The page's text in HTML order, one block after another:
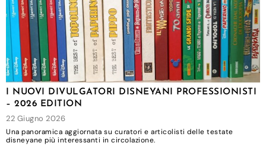
I NUOVI DIVULGATORI DISNEYANI PROFESSIONISTI
– 2026 EDITION
22 Giugno 2026
Una panoramica aggiornata su curatori e articolisti delle testate
disneyane più interessanti in circolazione.